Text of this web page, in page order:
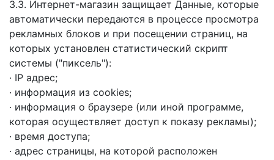
3.3. Интернет-магазин защищает Данные, которые
автоматически передаются в процессе просмотра
рекламных блоков и при посещении страниц, на
которых установлен статистический скрипт
системы ("пиксель"):
· IP адрес;
· информация из cookies;
· информация о браузере (или иной программе,
которая осуществляет доступ к показу рекламы);
· время доступа;
· адрес страницы, на которой расположен